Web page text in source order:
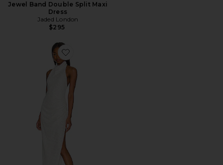
Jewel Band Double Split Maxi
Dress
Jaded London
$295
Favorite x REVOLVE Samba Gown